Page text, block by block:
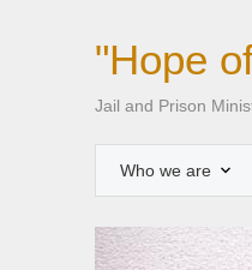
"Hope
Jail and Prison
Who we are